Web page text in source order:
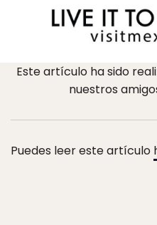
Este artículo ha sido
nuestros
Puedes leer este artículo